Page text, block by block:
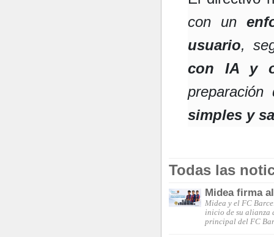
con un
usuario,
con IA y
simples y
Todas las
Midea firma
Midea y el FC
inicio de su alianza
principal del FC